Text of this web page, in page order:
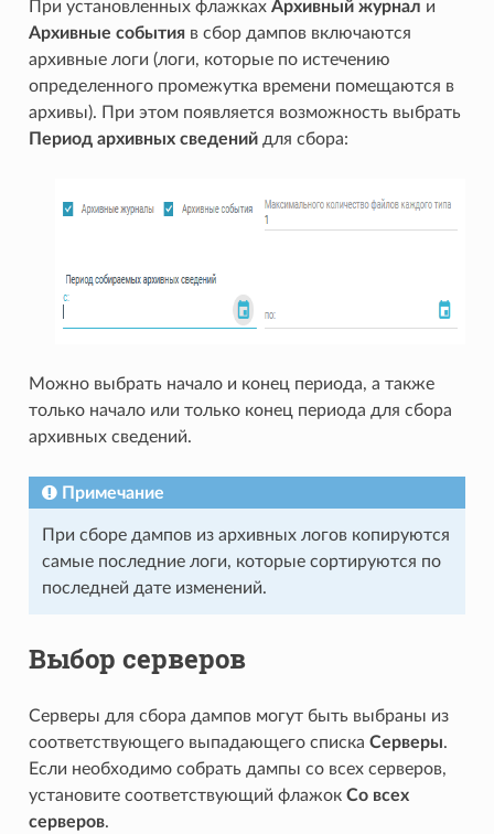
При установленных флажках Архивный журнал и
Архивные событияв сбор дампов включаются
архивные логи (логи, которые по истечению
определенного промежутка времени помещаются в
архивы). При этом появляется возможность выбрать
Период архивных сведенийдля сбора:
Можно выбрать начало и конец периода, а также
только начало или только конец периода для сбора
архивных сведений.
Примечание
При сборе дампов из архивных логов копируются
самые последние логи, которые сортируются по
последней дате изменений.
Выбор серверов
Серверы для сбора дампов могут быть выбраны из
соответствующего выпадающего списка Серверы.
Если необходимо собрать дампы со всех серверов,
установите соответствующий флажок Со всех
серверов.